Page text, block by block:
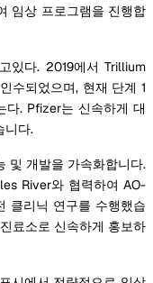
임상 프로그램을 진행합
있다. 2019에서 Trillium
수되었으며, 현재 단계 1
다. Pfizer는 신속하게 대
니다.
및 개발을 가속화합니다.
River와 협력하여 AO-
클리닉 연구를 수행했습
료소로 신속하게 홍보하